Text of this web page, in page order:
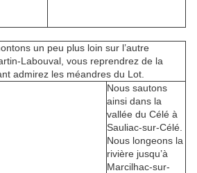
un peu plus loin sur l’autre
Labouval, vous reprendrez de la
admirez les méandres du Lot.
Nous sautons
ainsi dans la
vallée du Célé à
Sauliac-sur-Célé.
Nous longeons la
rivière jusqu’à
Marcilhac-sur-